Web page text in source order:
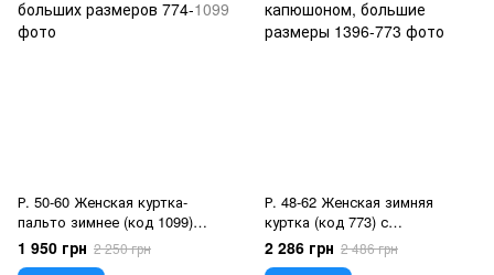
Р. 50-60 Женская куртка-
пальто зимнее (код 1099)
больших размеров, Графіт,
Зима, 58/60
1 950 грн 2 250 грн
Р. 48-62 Женская зимняя
куртка (код 773) с
капюшоном, большие
размеры, Зелёный, 48/50
2 286 грн 2 486 грн